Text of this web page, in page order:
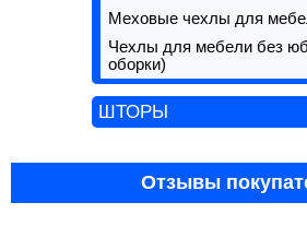
Меховые чехлы для
Чехлы для мебели без
оборки)
ШТОРЫ
Отзывы